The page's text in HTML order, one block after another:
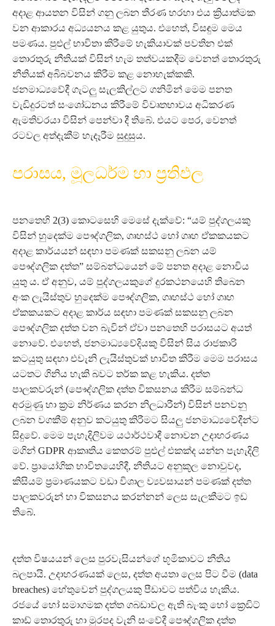
අදාළ ආයතන විසින් ගනු ලබන තීරණ හරහා එය ක්‍රියාත්මක
වන ආකාරය අධ්‍යයනය කළ යුතුය. එහෙත්, විසඳුම මෙය
පමණය. පුළුල් භාවිතා කිරීමේ හැකියාවක් පවතින එක්
තොරතුරු නීතියක් විසින් හැම තත්වයකදීම වෙනත් තොරතුරු
නීතියක් අබිබවනය කිරීම කළ නොහැක්කකි.
ජනමාධ්‍යවේදී ගැටලු සැලකිල්ලට ගනිමින් මෙම පනත
වැඩිදුරටත් සංශෝධනය කිරීමේ විවෘතභාවය අධිකරණ
ඇමතිවරයා විසින් පෙන්වා දී තිබේ. එයට පෙර, වෙනත්
රටවල අත්දැකීම් හැදෑරීම සුදුසුය.
පරාසය, මූලධර්ම හා ප්‍රතිඵල
පනතෙහි 2(3) කොටසෙහි මෙසේ දැක්වේ: “යම් පුද්ගලයකු
විසින් හුදෙක්ම පෞද්ගලික, ගෘහස්ථ හෝ ගෘහ ඒකකයකට
අදාළ කාර්යයන් සඳහා පමණක් සකසනු ලබන යම්
පෞද්ගලික දත්ත” සම්බන්ධයෙන් මේ පනත අදාළ නොවිය
යුතු ය. ඒ අනුව, යම් පුද්ගලයකුගේ දුරකථනයෙහි තිබෙන
අංක ලැයිස්තුව හුදෙක්ම පෞද්ගලික, ගෘහස්ථ හෝ ගෘහ
ඒකකයකට අදාළ කාර්ය සඳහා පමණක් සකසනු ලබන
පෞද්ගලික දත්ත වන බැවින් ඒවා පනතෙහි පරාසයට අයත්
නොවේ. එහෙත්, ජනමාධ්‍යවේදියකු විසින් සිය රාජකාරි
කටයුතු සඳහා එවැනි ලැයිස්තුවක් භාවිත කිරීම මෙම පරාසය
යටතට ගිනිය හැකි බවට තර්ක කළ හැකිය. දත්ත
පාලකවරුන් (පෞද්ගලික දත්ත විකසනය කිරීම සම්බන්ධ
අරමුණු හා ක්‍රම නිර්ණය කරන නිලධාරීන්) විසින් පනවනු
ලබන වගකීම් අනුව කටයුතු කිරීමට සියලු ජනමාධ්‍යවේදීන්ට
සිදුවේ. මෙම පැහැදිලිවම යථාර්ථවාදී නොවන උදාහරණය
මගින් GDPR ආකෘතිය කෙතරම් පුළුල් එකක්ද යන්න පැහැදිලි
වේ. ප්‍රායෝගික භාවිතයෙහිදී, නීතියට අනුකූල නොවුවද,
කිසියම් ප්‍රමාණයකට වඩා විශාල ව්‍යවසායන් පමණක් දත්ත
පාලකවරුන් හා විකසනය කරන්නන් ලෙස සැලකීමට ඉඩ
තිබේ.
දත්ත විෂයයන් ලෙස පුරවැසියන්ගේ භූමිකාවට නීතිය
බලපායි. උදාහරණයක් ලෙස, දත්ත අයතා ලෙස පිට වීම (data
breaches) හේතුවෙන් පුද්ගලයකු පීඩාවට පත්විය හැකිය.
රජයේ හෝ සමාගමක දත්ත ගබඩාවල ඇති බැංකු හෝ ක්‍රෙඩිට්
කාඩ් තොරතුරු හා මුරපද වැනි සංවේදී පෞද්ගලික දත්ත